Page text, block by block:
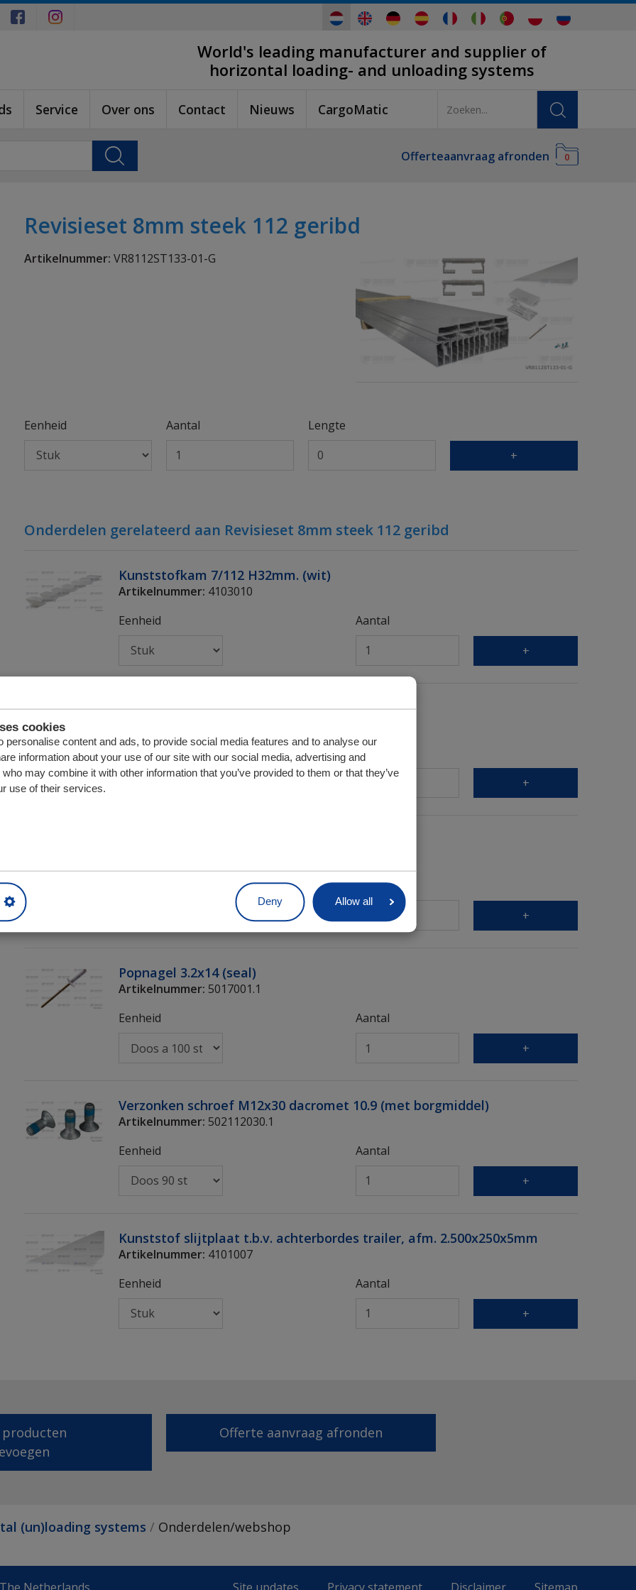
cookies
personalise content and ads, to provide social media features and to analyse our
information about your use of our site with our social media, advertising and
may combine it with other information that you’ve provided to them or that they’ve
use of their services.
Deny Allow all
World's leading manufacturer and supplier of
horizontal loading- and unloading systems
Service Over ons Contact Nieuws CargoMatic
Offerteaanvraag afronden 0
Revisieset 8mm steek 112 geribd
Artikelnummer: VR8112ST133-01-G
Eenheid Aantal
Lengte
+
Onderdelen gerelateerd aan Revisieset 8mm steek 112 geribd
Kunststofkam 7/112 H32mm. (wit)
Artikelnummer: 4103010
Eenheid
Aantal
+
Geleider (CF/Twister)
Eenheid
Aantal
+
Aantal
+
Popnagel 3.2x14 (seal)
Artikelnummer: 5017001.1
Eenheid
Aantal
+
Verzonken schroef M12x30 dacromet 10.9 (met borgmiddel)
Artikelnummer: 502112030.1
Eenheid
Aantal
+
Kunststof slijtplaat t.b.v. achterbordes trailer, afm. 2.500x250x5mm
Artikelnummer: 4101007
Eenheid
Aantal
+
producten
Offerte aanvraag afronden
(un)loading systems Onderdelen/webshop